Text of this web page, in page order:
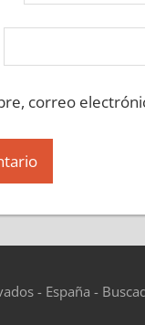
correo
- España -